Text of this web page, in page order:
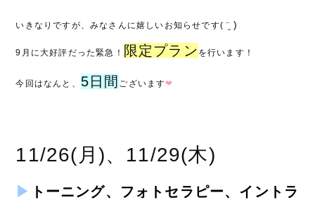
いきなりですが、みなさんに嬉しいお知らせです( ¨̮ )
9月に大好評だった緊急！ 限定プラン を行います！
今回はなんと、 5 日間 ございます❤︎
11/26(月)、11/29(木)
▶︎ トーニング、 フォトセラピー、 イントラ